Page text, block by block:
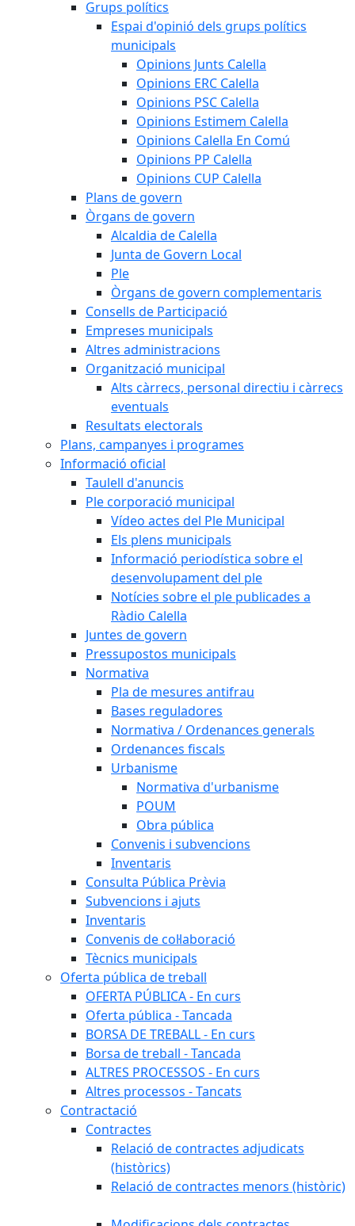
Grups polítics
Espai d'opinió dels grups polítics
municipals
Opinions Junts Calella
Opinions ERC Calella
Opinions PSC Calella
Opinions Estimem Calella
Opinions Calella En Comú
Opinions PP Calella
Opinions CUP Calella
Plans de govern
Òrgans de govern
Alcaldia de Calella
Junta de Govern Local
Ple
Òrgans de govern complementaris
Consells de Participació
Empreses municipals
Altres administracions
Organització municipal
Alts càrrecs, personal directiu i càrrecs
eventuals
Resultats electorals
Plans, campanyes i programes
Informació oficial
Taulell d'anuncis
Ple corporació municipal
Vídeo actes del Ple Municipal
Els plens municipals
Informació periodística sobre el
desenvolupament del ple
Notícies sobre el ple publicades a
Ràdio Calella
Juntes de govern
Pressupostos municipals
Normativa
Pla de mesures antifrau
Bases reguladores
Normativa / Ordenances generals
Ordenances fiscals
Urbanisme
Normativa d'urbanisme
POUM
Obra pública
Convenis i subvencions
Inventaris
Consulta Pública Prèvia
Subvencions i ajuts
Inventaris
Convenis de col·laboració
Tècnics municipals
Oferta pública de treball
OFERTA PÚBLICA - En curs
Oferta pública - Tancada
BORSA DE TREBALL - En curs
Borsa de treball - Tancada
ALTRES PROCESSOS - En curs
Altres processos - Tancats
Contractació
Contractes
Relació de contractes adjudicats
(històrics)
Relació de contractes menors (històric)